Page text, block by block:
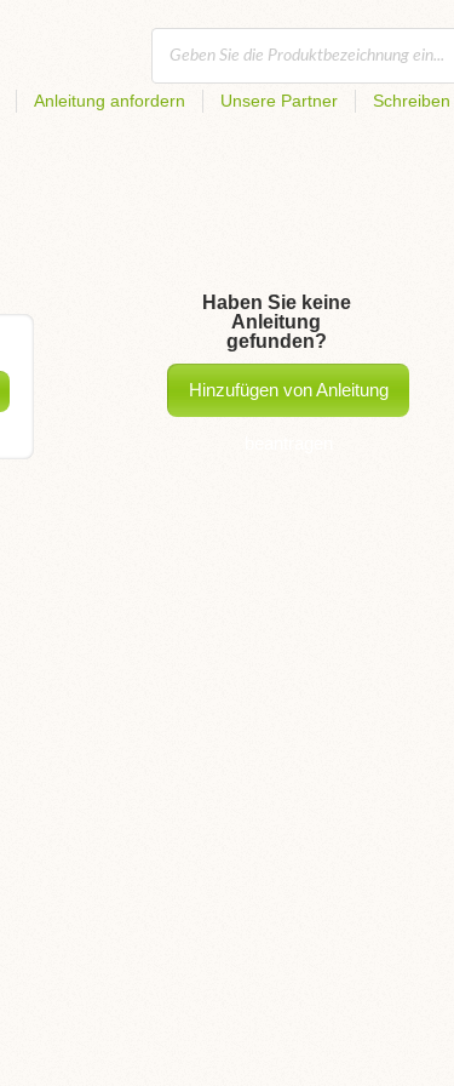
Anleitung anfordern Unsere Partner
Haben Sie keine
Anleitung
gefunden?
Hinzufügen von Anleitung